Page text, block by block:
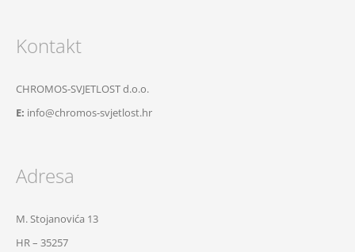
Kontakt
CHROMOS-SVJETLOST d.o.o.
E: info@chromos-svjetlost.hr
Adresa
M. Stojanovića 13
HR – 35257